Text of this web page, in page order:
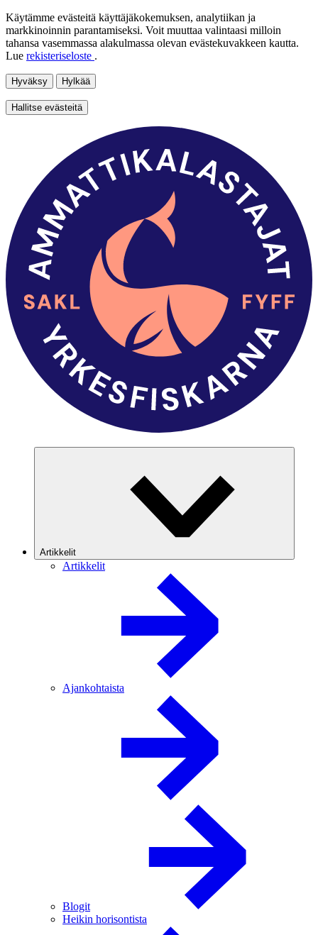
Käytämme evästeitä käyttäjäkokemuksen, analytiikan ja
markkinoinnin parantamiseksi. Voit muuttaa valintaasi milloin
tahansa vasemmassa alakulmassa olevan evästekuvakkeen kautta.
Lue rekisteriseloste .
Hyväksy Hylkää
Hallitse evästeitä
Artikkelit
Artikkelit
Ajankohtaista
Blogit
Heikin horisontista